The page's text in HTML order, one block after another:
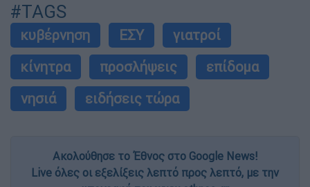
#TAGS
κυβέρνηση ΕΣΥ
γιατροί
κίνητρα
προσλήψεις
επίδομα
νησιά
ειδήσεις τώρα
Ακολούθησε το Έθνος στο Google News!
Live όλες οι εξελίξεις λεπτό προς λεπτό, με την